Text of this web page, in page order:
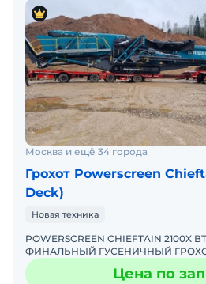
Москва и ещё 34 города
Грохот Powerscreen
Deck)
Новая техника
POWERSCREEN CHIEFTAIN
ФИНАЛЬНЫЙ ГУСЕНИЧНЫЙ
запросу Тип грохота:
самоходные Самый пЦена по